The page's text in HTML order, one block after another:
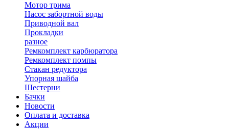
Мотор трима
Насос забортной воды
Приводной вал
Прокладки
разное
Ремкомплект карбюратора
Ремкомплект помпы
Стакан редуктора
Упорная шайба
Шестерни
Бачки
Новости
Оплата и доставка
Акции